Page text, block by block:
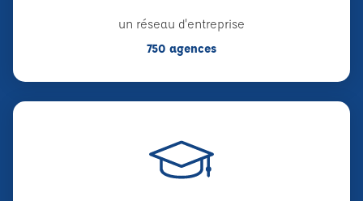
un réseau d'entreprise
750 agences